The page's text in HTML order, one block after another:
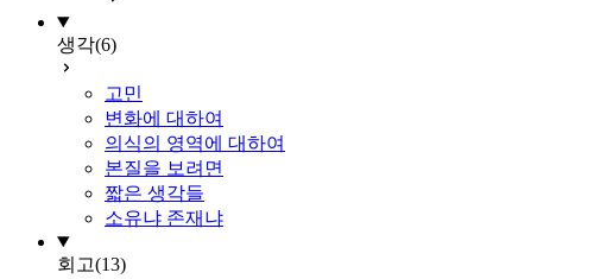
생각(6)
고민
변화에 대하여
의식의 영역에 대하여
본질을 보려면
짧은 생각들
소유냐 존재냐
회고(13)